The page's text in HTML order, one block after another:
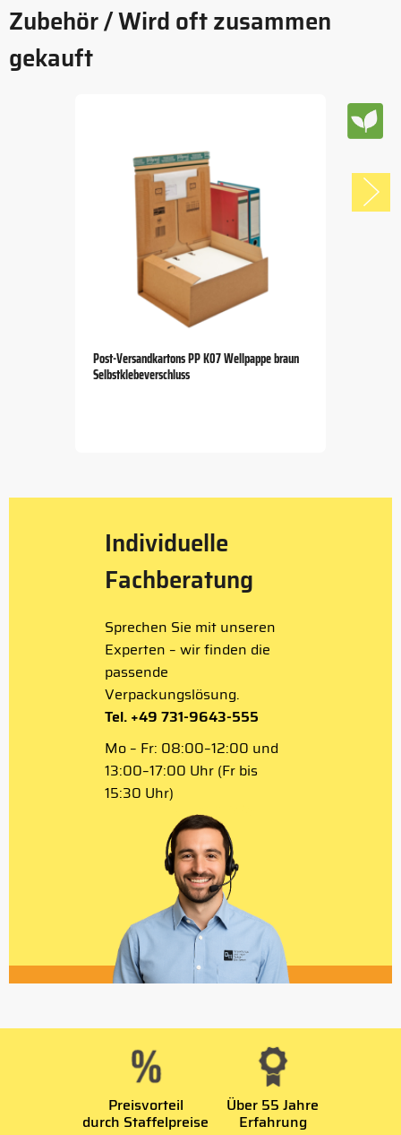
Zubehör / Wird oft zusammen
gekauft
Post-Versandkartons PP K07 Wellpappe braun
Selbstklebeverschluss
Individuelle
Fachberatung
Sprechen Sie mit unseren
Experten – wir finden die
passende
Verpackungslösung.
Tel. +49 731-9643-555
Mo – Fr: 08:00–12:00 und
13:00–17:00 Uhr (Fr bis
15:30 Uhr)
Preisvorteil
durch Staffelpreise
Über 55 Jahre
Erfahrung